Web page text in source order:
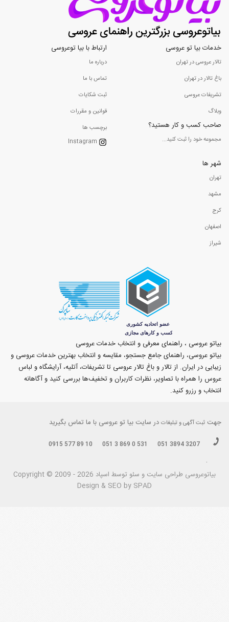
خدمات بیا تو عروسی
تالار عروسی در تهران
باغ تالار در تهران
تشریفات عروسی
وبلاگ
صاحب کسب و کار هستید؟
مجموعه خود را ثبت کنید...
ارتباط با بیا توعروسی
درباره ما
تماس با ما
ثبت شکایات
قوانین و مقررات
برچسب ها
Instagram
شهر ها
تهران
مشهد
کرج
اصفهان
شیراز
بیاتو عروسی ، راهنمای معرفی و انتخاب خدمات عروسی
بیاتو عروسی، راهنمای جامع جستجو، مقایسه و انتخاب بهترین خدمات عروسی و
زیبایی در ایران. از تالار و باغ تالار عروسی تا تشریفات، آتلیه، آرایشگاه و لباس
عروس را همراه با تصاویر، نظرات کاربران و تخفیف‌ها بررسی کنید و آگاهانه
انتخاب و رزرو کنید.
جهت ثبت آگهی و تبلیغات در سایت بیا تو عروسی با ما تماس بگیرید
051 3894 3207
051 3 869 0 531
0915 577 89 10
.
بیاتوعروسی Copyright © 2009 - 2026 طراحی سايت و سئو توسط اسپاد
Design & SEO by SPAD